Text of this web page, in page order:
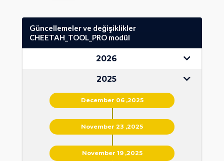
Güncellemeler ve değişiklikler
CHEETAH_TOOL_PRO modül
2026
2025
December 06 ,2025
November 23 ,2025
November 19 ,2025